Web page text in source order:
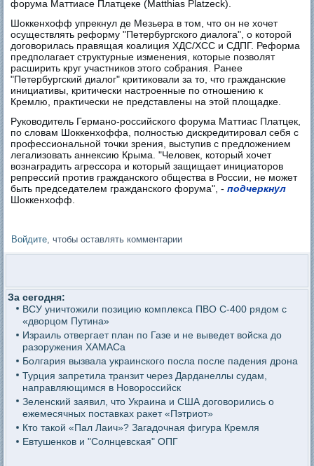
форума Маттиасе Платцеке (Matthias Platzeck).
Шоккенхофф упрекнул де Мезьера в том, что он не хочет
осуществлять реформу "Петербургского диалога", о которой
договорилась правящая коалиция ХДС/ХСС и СДПГ. Реформа
предполагает структурные изменения, которые позволят
расширить круг участников этого собрания. Ранее
"Петербургский диалог" критиковали за то, что гражданские
инициативы, критически настроенные по отношению к
Кремлю, практически не представлены на этой площадке.
Руководитель Германо-российского форума Маттиас Платцек,
по словам Шоккенхоффа, полностью дискредитировал себя с
профессиональной точки зрения, выступив с предложением
легализовать аннексию Крыма. "Человек, который хочет
вознаградить агрессора и который защищает инициаторов
репрессий против гражданского общества в России, не может
быть председателем гражданского форума", -подчеркнул
Шоккенхофф.
Войдите , чтобы оставлять комментарии
За сегодня:
ВСУ уничтожили позицию комплекса ПВО С-400 рядом с
«дворцом Путина»
Израиль отвергает план по Газе и не выведет войска до
разоружения ХАМАСа
Болгария вызвала украинского посла после падения дрона
Турция запретила транзит через Дарданеллы судам,
направляющимся в Новороссийск
Зеленский заявил, что Украина и США договорились о
ежемесячных поставках ракет «Пэтриот»
Кто такой «Пал Лаич»? Загадочная фигура Кремля
Евтушенков и "Солнцевская" ОПГ